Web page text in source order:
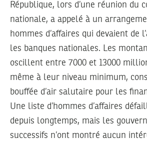
République, lors d’une réunion du
nationale, a appelé à un
hommes d’affaires qui devaient de
les banques nationales. Les
oscillent entre 7000 et 13000
même à leur niveau minimum,
bouffée d’air salutaire pour les
Une liste d’hommes d’affaires
depuis longtemps, mais les
successifs n’ont montré aucun